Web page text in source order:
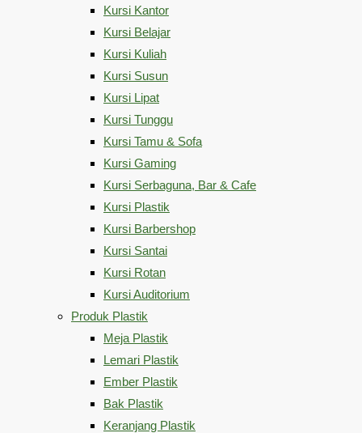
Kursi Kantor
Kursi Belajar
Kursi Kuliah
Kursi Susun
Kursi Lipat
Kursi Tunggu
Kursi Tamu & Sofa
Kursi Gaming
Kursi Serbaguna, Bar & Cafe
Kursi Plastik
Kursi Barbershop
Kursi Santai
Kursi Rotan
Kursi Auditorium
Produk Plastik
Meja Plastik
Lemari Plastik
Ember Plastik
Bak Plastik
Keranjang Plastik